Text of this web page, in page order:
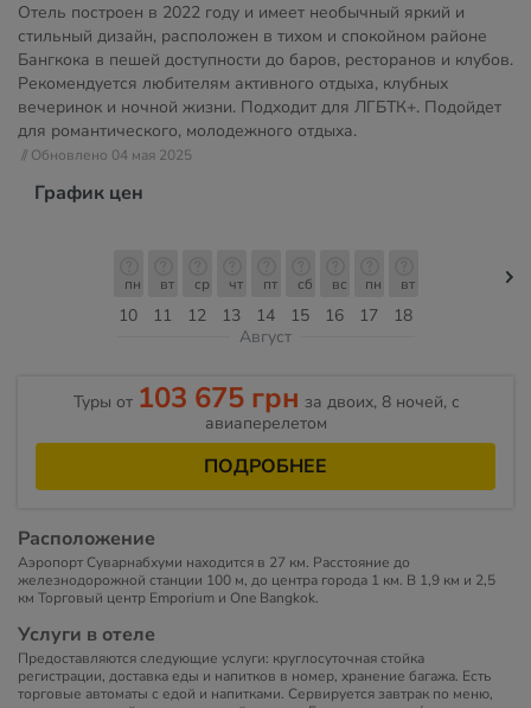
Отель построен в 2022 году и имеет необычный яркий и
стильный дизайн, расположен в тихом и спокойном районе
Бангкока в пешей доступности до баров, ресторанов и клубов.
Рекомендуется любителям активного отдыха, клубных
вечеринок и ночной жизни. Подходит для ЛГБТК+. Подойдет
для романтического, молодежного отдыха.
// Обновлено 04 мая 2025
График цен
10
пн
11
вт
12
ср
13
чт
14
пт
15
сб
16
вс
17
пн
18
вт
Август
Туры от 103 675 грн за двоих, 8 ночей, c
авиаперелетом
ПОДРОБНЕЕ
Расположение
Аэропорт Суварнабхуми находится в 27 км. Расстояние до
железнодорожной станции 100 м, до центра города 1 км. В 1,9 км и 2,5
км Торговый центр Emporium и One Bangkok.
Услуги в отеле
Предоставляются следующие услуги: круглосуточная стойка
регистрации, доставка еды и напитков в номер, хранение багажа. Есть
торговые автоматы с едой и напитками. Сервируется завтрак по меню,